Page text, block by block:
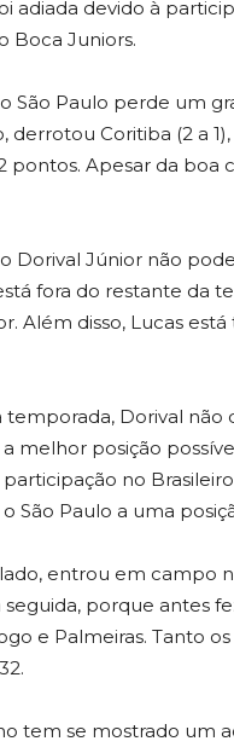
adiada devido à
Boca Juniors.
São Paulo perde um
Coritiba (2 a
Apesar da boa
Dorival Júnior não
fora do restante da
Além disso, Lucas
Dorival não
melhor posição
no
São Paulo a uma
entrou em campo
porque antes
e Palmeiras. Tanto
tem se mostrado um